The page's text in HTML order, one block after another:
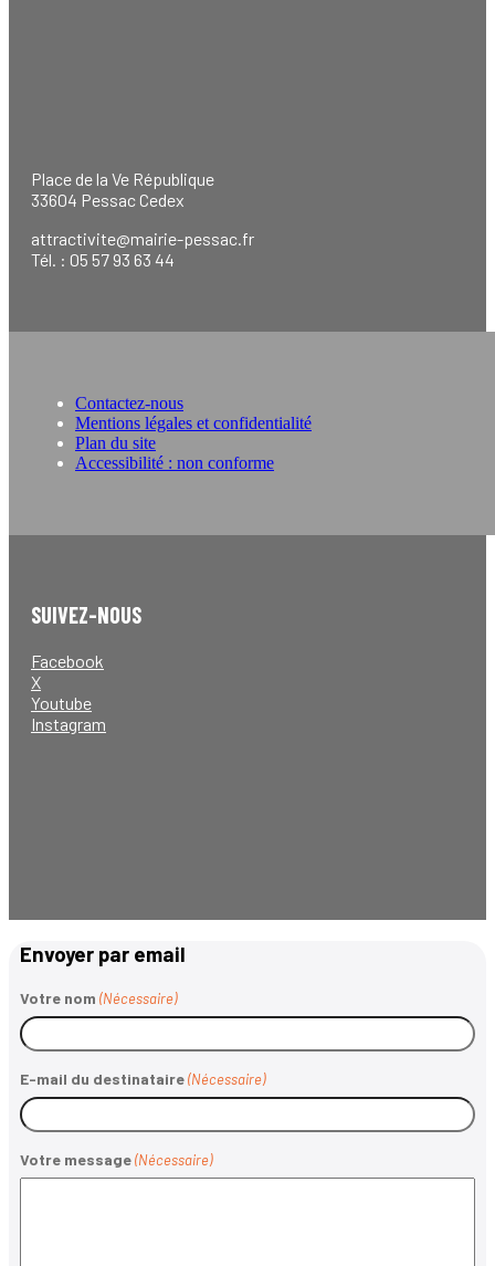
Place de la Ve République
33604 Pessac Cedex
attractivite@mairie-pessac.fr
Tél. : 05 57 93 63 44
Contactez-nous
Mentions légales et confidentialité
Plan du site
Accessibilité : non conforme
SUIVEZ-NOUS
Facebook
X
Youtube
Instagram
Envoyer par email
Votre nom (Nécessaire)
E-mail du destinataire (Nécessaire)
Votre message (Nécessaire)